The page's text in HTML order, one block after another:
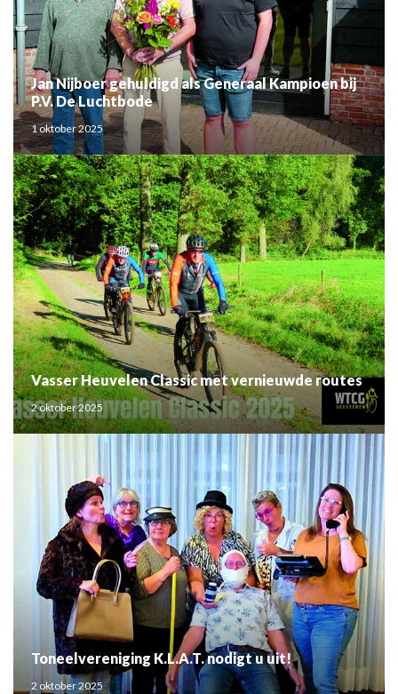
Jan Nijboer gehuldigd als Generaal Kampioen bij
P.V. De Luchtbode
1 oktober 2025
Vasser Heuvelen Classic met vernieuwde routes
2 oktober 2025
Toneelvereniging K.L.A.T. nodigt u uit!
2 oktober 2025